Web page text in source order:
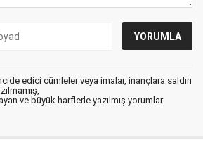
edici cümleler veya imalar, inançlara saldırı
ve büyük harflerle yazılmış yorumlar